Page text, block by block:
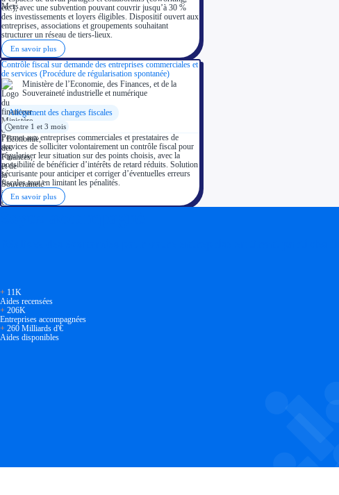
etc.), avec une subvention pouvant couvrir jusqu’à 30 %
des investissements et loyers éligibles. Dispositif ouvert aux
entreprises, associations et groupements souhaitant
structurer un réseau de tiers-lieux.
En savoir plus
Contrôle fiscal sur demande des entreprises commerciales et
de services (Procédure de régularisation spontanée)
Ministère de l’Economie, des Finances, et de la
Souveraineté industrielle et numérique
Allègement des charges fiscales
entre 1 et 3 mois
Permet aux entreprises commerciales et prestataires de
services de solliciter volontairement un contrôle fiscal pour
régulariser leur situation sur des points choisis, avec la
possibilité de bénéficier d’intérêts de retard réduits. Solution
sécurisante pour anticiper et corriger d’éventuelles erreurs
fiscales tout en limitant les pénalités.
En savoir plus
+ 11K
Aides recensées
+ 206K
Entreprises accompagnées
+ 260 Milliards d'€
Aides disponibles